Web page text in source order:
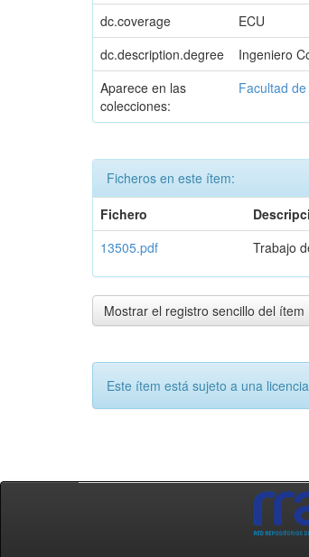
dc.coverage
ECU
dc.description.degree
Ingeniero
Aparece en las
colecciones:
Facultad
Ficheros en este ítem:
Fichero
13505.pdf
Trabajo
Mostrar el registro sencillo del ítem
Este ítem está sujeto a una